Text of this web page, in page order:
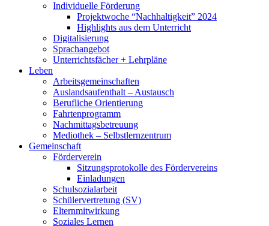
Individuelle Förderung
Projektwoche “Nachhaltigkeit” 2024
Highlights aus dem Unterricht
Digitalisierung
Sprachangebot
Unterrichtsfächer + Lehrpläne
Leben
Arbeitsgemeinschaften
Auslandsaufenthalt – Austausch
Berufliche Orientierung
Fahrtenprogramm
Nachmittagsbetreuung
Mediothek – Selbstlernzentrum
Gemeinschaft
Förderverein
Sitzungsprotokolle des Fördervereins
Einladungen
Schulsozialarbeit
Schülervertretung (SV)
Elternmitwirkung
Soziales Lernen